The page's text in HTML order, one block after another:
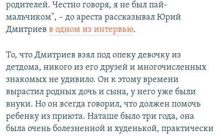
родителей. Честно говоря, я не был пай-
мальчиком", – до ареста рассказывал Юрий
Дмитриев в одном из интервью.
То, что Дмитриев взял под опеку девочку из
детдома, никого из его друзей и многочисленных
знакомых не удивило. Он к этому времени
вырастил родных дочь и сына, у него уже были
внуки. Но он всегда говорил, что должен помочь
ребенку из приюта. Наташе было три года, она
была очень болезненной и худенькой, практически